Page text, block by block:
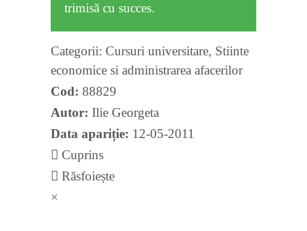
trimisă cu succes.
Categorii: Cursuri universitare, Stiinte
economice si administrarea afacerilor
Cod: 88829
Autor: Ilie Georgeta
Data apariție: 12-05-2011
Cuprins
Răsfoiește
×